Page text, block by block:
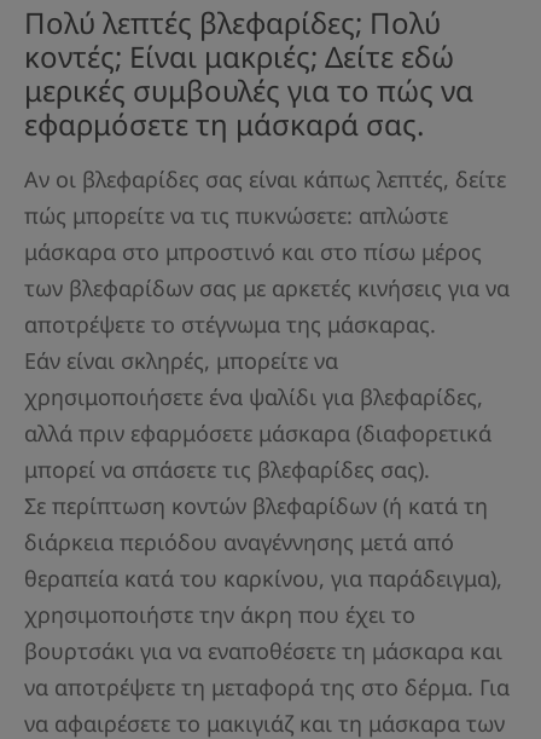
Πολύ λεπτές βλεφαρίδες; Πολύ
κοντές; Είναι μακριές; Δείτε εδώ
μερικές συμβουλές για το πώς να
εφαρμόσετε τη μάσκαρά σας.
Αν οι βλεφαρίδες σας είναι κάπως λεπτές, δείτε
πώς μπορείτε να τις πυκνώσετε: απλώστε
μάσκαρα στο μπροστινό και στο πίσω μέρος
των βλεφαρίδων σας με αρκετές κινήσεις για να
αποτρέψετε το στέγνωμα της μάσκαρας.
Εάν είναι σκληρές, μπορείτε να
χρησιμοποιήσετε ένα ψαλίδι για βλεφαρίδες,
αλλά πριν εφαρμόσετε μάσκαρα (διαφορετικά
μπορεί να σπάσετε τις βλεφαρίδες σας).
Σε περίπτωση κοντών βλεφαρίδων (ή κατά τη
διάρκεια περιόδου αναγέννησης μετά από
θεραπεία κατά του καρκίνου, για παράδειγμα),
χρησιμοποιήστε την άκρη που έχει το
βουρτσάκι για να εναποθέσετε τη μάσκαρα και
να αποτρέψετε τη μεταφορά της στο δέρμα. Για
να αφαιρέσετε το μακιγιάζ και τη μάσκαρα των